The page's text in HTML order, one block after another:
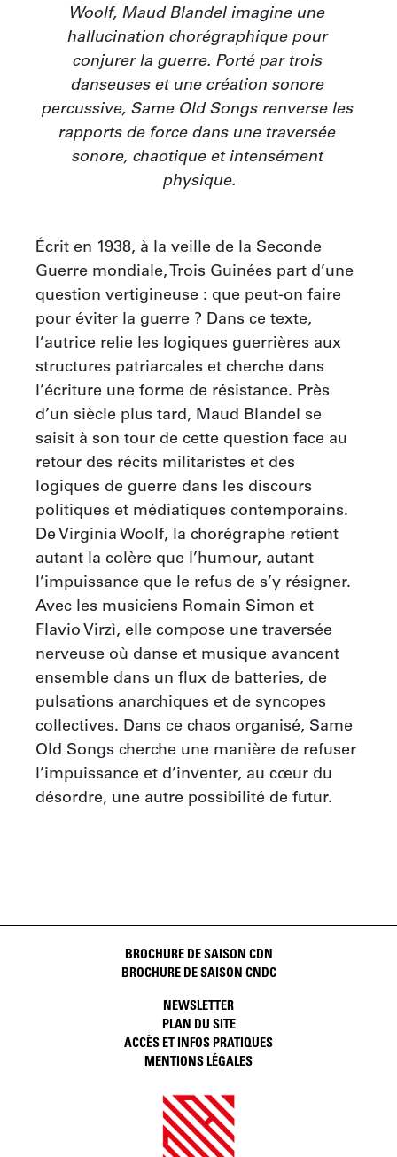
Woolf, Maud Blandel imagine une
hallucination chorégraphique pour
conjurer la guerre. Porté par trois
danseuses et une création sonore
percussive, Same Old Songs renverse les
rapports de force dans une traversée
sonore, chaotique et intensément
physique.
Écrit en 1938, à la veille de la Seconde
Guerre mondiale, Trois Guinées part d’une
question vertigineuse : que peut-on faire
pour éviter la guerre ? Dans ce texte,
l’autrice relie les logiques guerrières aux
structures patriarcales et cherche dans
l’écriture une forme de résistance. Près
d’un siècle plus tard, Maud Blandel se
saisit à son tour de cette question face au
retour des récits militaristes et des
logiques de guerre dans les discours
politiques et médiatiques contemporains.
De Virginia Woolf, la chorégraphe retient
autant la colère que l’humour, autant
l’impuissance que le refus de s’y résigner.
Avec les musiciens Romain Simon et
Flavio Virzì, elle compose une traversée
nerveuse où danse et musique avancent
ensemble dans un flux de batteries, de
pulsations anarchiques et de syncopes
collectives. Dans ce chaos organisé, Same
Old Songs cherche une manière de refuser
l’impuissance et d’inventer, au cœur du
désordre, une autre possibilité de futur.
BROCHURE DE SAISON CDN
BROCHURE DE SAISON CNDC
NEWSLETTER
PLAN DU SITE
ACCÈS ET INFOS PRATIQUES
MENTIONS LÉGALES